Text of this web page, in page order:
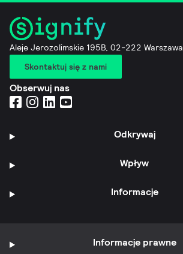
Aleje Jerozolimskie 195B, 02-222 Warszawa
Skontaktuj się z nami
Obserwuj nas
Odkrywaj
Wpływ
Informacje
Informacje prawne